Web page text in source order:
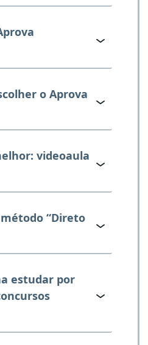
o Aprova
videoaula
“Direto
estudar por